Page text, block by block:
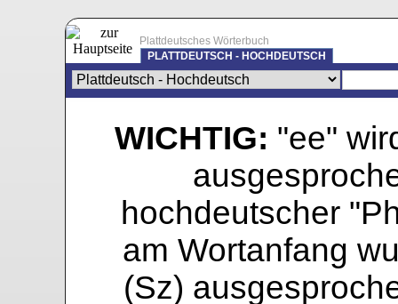
Plattdeutsches Wörterbuch
PLATTDEUTSCH - HOCHDEUTSCH
WICHTIG: "ee"
hochdeutscher
am Wortanfang
(Sz)